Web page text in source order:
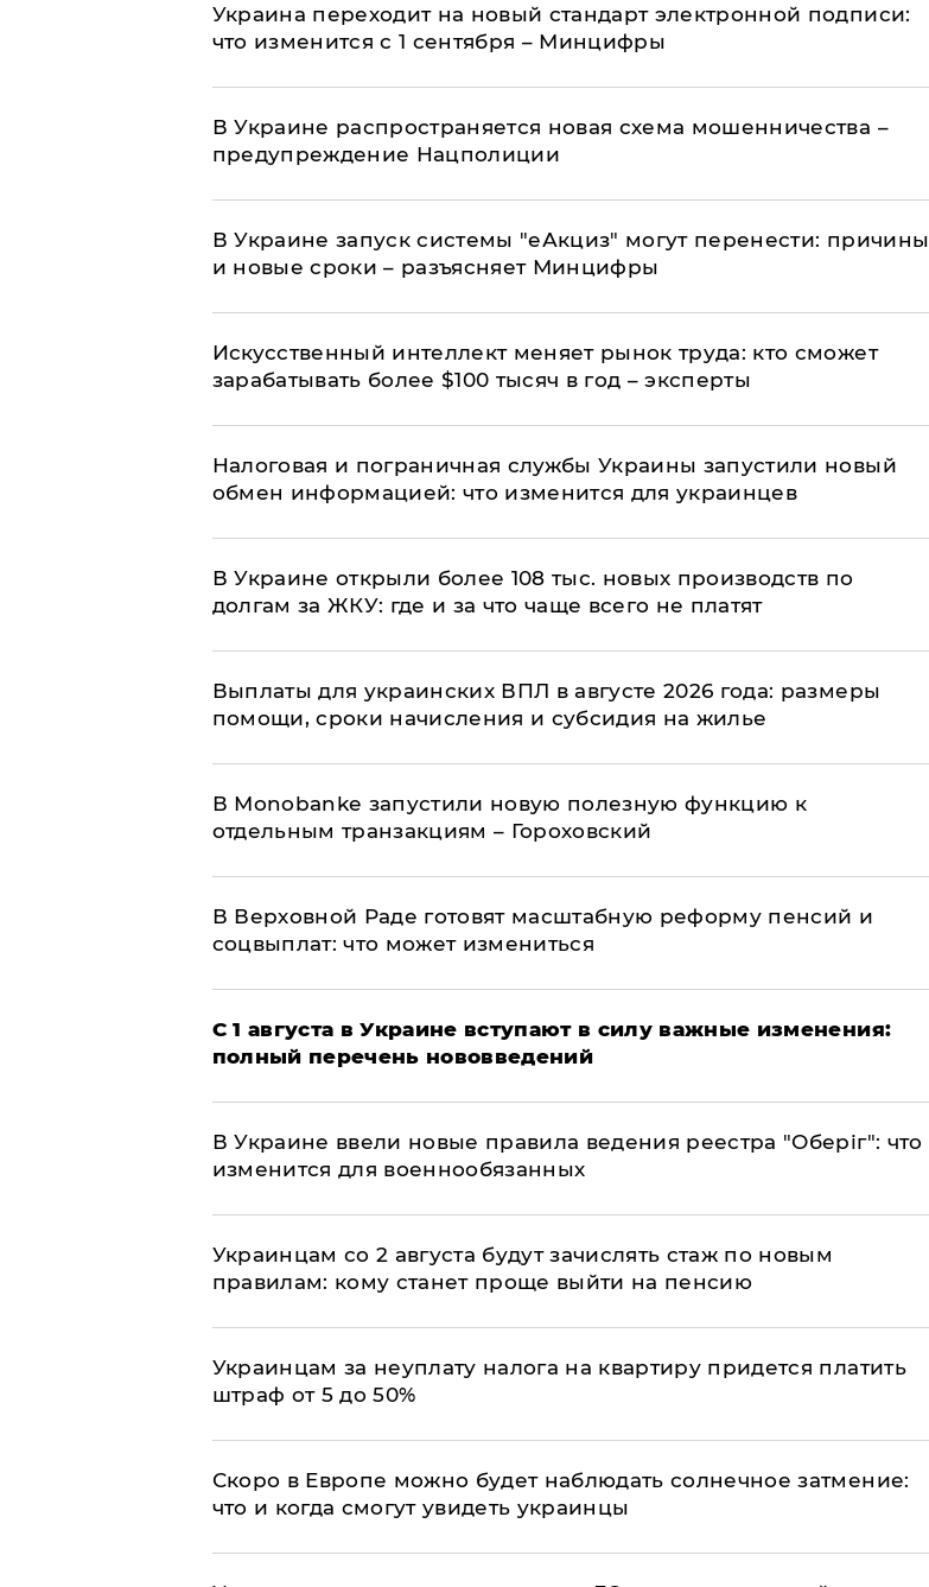
Украина переходит на новый стандарт электронной подписи:
что изменится с 1 сентября – Минцифры
В Украине распространяется новая схема мошенничества –
предупреждение Нацполиции
В Украине запуск системы "еАкциз" могут перенести: причины
и новые сроки – разъясняет Минцифры
Искусственный интеллект меняет рынок труда: кто сможет
зарабатывать более $100 тысяч в год – эксперты
Налоговая и пограничная службы Украины запустили новый
обмен информацией: что изменится для украинцев
В Украине открыли более 108 тыс. новых производств по
долгам за ЖКУ: где и за что чаще всего не платят
Выплаты для украинских ВПЛ в августе 2026 года: размеры
помощи, сроки начисления и субсидия на жилье
В Мonobankе запустили новую полезную функцию к
отдельным транзакциям – Гороховский
В Верховной Раде готовят масштабную реформу пенсий и
соцвыплат: что может измениться
С 1 августа в Украине вступают в силу важные изменения:
полный перечень нововведений
В Украине ввели новые правила ведения реестра "Оберіг": что
изменится для военнообязанных
Украинцам со 2 августа будут зачислять стаж по новым
правилам: кому станет проще выйти на пенсию
Украинцам за неуплату налога на квартиру придется платить
штраф от 5 до 50%
Скоро в Европе можно будет наблюдать солнечное затмение:
что и когда смогут увидеть украинцы